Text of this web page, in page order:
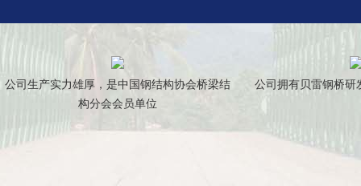
公司生产实力雄厚，是中国钢结构协会桥梁结
构分会会员单位
公司拥有贝雷钢桥研